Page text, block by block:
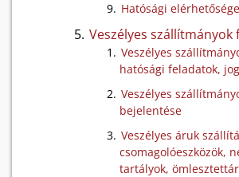
Hatósági
Veszélyes szállítmányok
Veszélyes
hatósági feladatok,
Veszélyes
bejelentése
Veszélyes áruk
csomagolóeszközök,
tartályok,